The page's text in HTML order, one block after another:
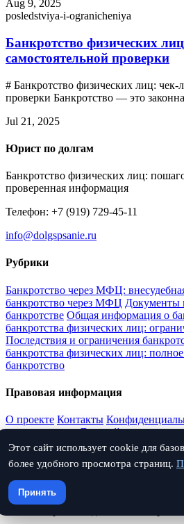
Aug 9, 2025
posledstviya-i-ogranicheniya
Банкротство физических
самостоятельной проверки
# Банкротство физических лиц: чек-
проверки Банкротство — это
Jul 21, 2025
Юрист по долгам
Банкротство физических лиц:
проверенная информация
Телефон: +7 (919) 729-45-11
info@dolgspsanie.ru
Рубрики
Банкротство через МФЦ:
банкротство через МФЦ Документы
банкротстве Общая информация о
банкротства физических лиц:
Последствия и ограничения
банкротства физических лиц:
банкротство
Правовая информация
О проекте Контакты
использования Дисклеймер
Соцсети
Поиск по архиву
Этот сайт использует cookie для
более удобного просмотра страниц.
Принять